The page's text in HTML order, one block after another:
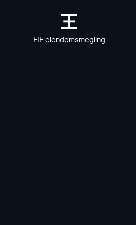
EIE eiendomsmegling